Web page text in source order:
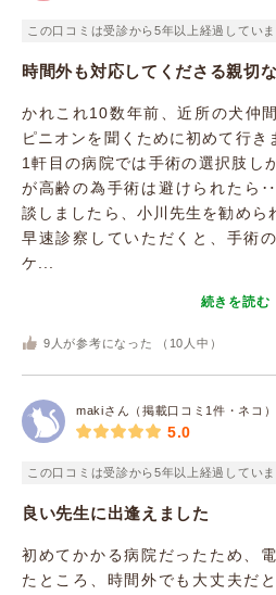
この口コミは受診から5年以上経過していま
時間外も対応してくださる親切
かれこれ10数年前、近所の犬仲
ピニオンを聞くために初めて行き
1軒目の病院では手術の選択肢し
が高齢の為手術は避けられたら
談しましたら、小川先生を勧めら
早速診察していただくと、手術
ケ...
続きを読む
9 人が参考になった （ 10 人中）
makiさん（掲載口コミ1件・ネコ）
5.0
この口コミは受診から5年以上経過していま
良い先生に出逢えました
初めてかかる病院だったため、
たところ、時間外でも大丈夫だ